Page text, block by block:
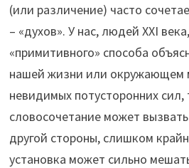
(или различение) часто
– «духов». У нас, людей XXI
«примитивного» способа
нашей жизни или окружающем
невидимых потусторонних сил,
словосочетание может
другой стороны, слишком
установка может сильно